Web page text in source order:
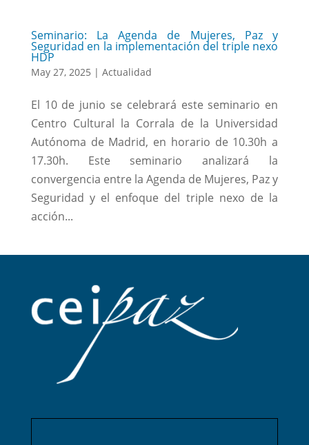
Seminario: La Agenda de Mujeres, Paz y
Seguridad en la implementación del triple nexo
HDP
May 27, 2025 | Actualidad
El 10 de junio se celebrará este seminario en
Centro Cultural la Corrala de la Universidad
Autónoma de Madrid, en horario de 10.30h a
17.30h. Este seminario analizará la
convergencia entre la Agenda de Mujeres, Paz y
Seguridad y el enfoque del triple nexo de la
acción...